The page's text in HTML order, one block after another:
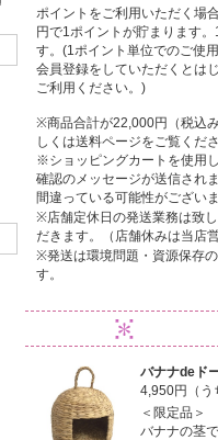
ポイントをご利用いただく場
円で1ポイントが貯まります
す。(1ポイント単位でのご使
会員登録をしていただくとは
ご利用ください。)
※商品合計が22,000円（税込
しくは送料ページをご覧くだ
※ショッピングカートを使用
確認のメッセージが送信され
間違っている可能性がござい
※店舗定休日の発送業務は致
だきます。（店舗休みは当店
※発送は環境問題・資源保存
す。
バナナdeド
4,950円（
＜限定品＞
バナナの茎